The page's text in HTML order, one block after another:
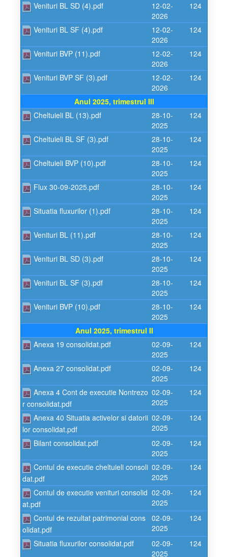
Venituri BL SD (4).pdf
12-02-
2026
124
Venituri BL SF (4).pdf
12-02-
2026
124
Venituri BVP (11).pdf
12-02-
2026
124
Venituri BVP SF (3).pdf
12-02-
2026
124
Anul 2025, trimestrul III
Cheltuieli BL (13).pdf
28-10-
2025
124
Cheltuieli BL SF (3).pdf
28-10-
2025
124
Cheltuieli BVP (10).pdf
28-10-
2025
124
Flux 30-09-2025.pdf
28-10-
2025
124
Situatia fluxurilor (1).pdf
28-10-
2025
124
Venituri BL (11).pdf
28-10-
2025
124
Venituri BL SD (3).pdf
28-10-
2025
124
Venituri BL SF (3).pdf
28-10-
2025
124
Venituri BVP (10).pdf
28-10-
2025
124
Anul 2025, trimestrul II
Anexa 19 consolidat.pdf
02-09-
2025
124
Anexa 27 consolidat.pdf
02-09-
2025
124
Anexa 4 Cont de executie Nontrezo
r consolidat.pdf
02-09-
2025
124
Anexa 40 Situatia activelor si datorii
lor consolidat.pdf
02-09-
2025
124
Bilant consolidat.pdf
02-09-
2025
124
Contul de executie cheltuieli consoli
dat.pdf
02-09-
2025
124
Contul de executie venituri consolid
at.pdf
02-09-
2025
124
Contul de rezultat patrimonial cons
olidat.pdf
02-09-
2025
124
Situatia fluxurilor consolidat.pdf
02-09-
2025
124